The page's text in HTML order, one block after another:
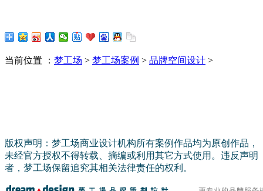
当前位置 ： 梦工场 > 梦工场案例 > 品牌空间设计 >
版权声明：梦工场商业设计机构所有案例作品均为原创作品，
未经官方授权不得转载、摘编或利用其它方式使用。违反声明
者，梦工场保留追究其相关法律责任的权利。